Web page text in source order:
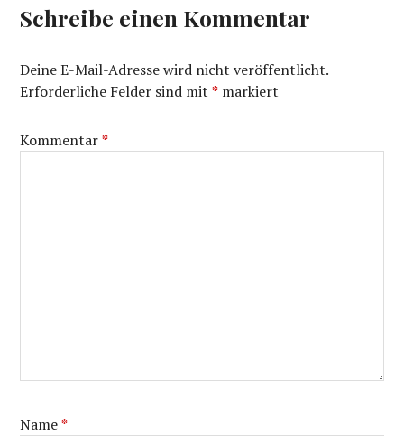
Schreibe einen Kommentar
Deine E-Mail-Adresse wird nicht veröffentlicht.
Erforderliche Felder sind mit* markiert
Kommentar*
Name*